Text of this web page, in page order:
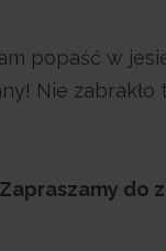
popaść w
Nie
Zapraszamy do